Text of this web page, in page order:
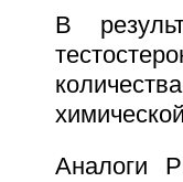
В
Аналоги